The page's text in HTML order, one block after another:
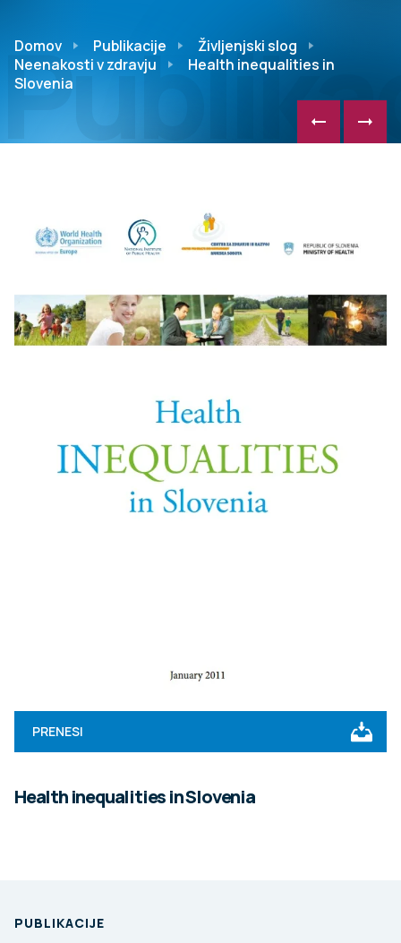
Domov Publikacije
Življenjski slog
Neenakosti v zdravju
Health inequalities in
Slovenia
PRENESI
Health inequalities in Slovenia
PUBLIKACIJE